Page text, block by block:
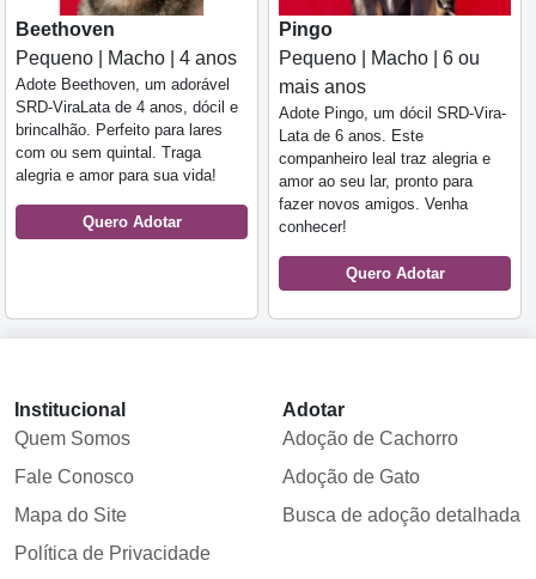
Beethoven
Pequeno | Macho | 4 anos
Adote Beethoven, um adorável
SRD-ViraLata de 4 anos, dócil e
brincalhão. Perfeito para lares
com ou sem quintal. Traga
alegria e amor para sua vida!
Quero Adotar
Pingo
Pequeno | Macho | 6 ou
mais anos
Adote Pingo, um dócil SRD-Vira-
Lata de 6 anos. Este
companheiro leal traz alegria e
amor ao seu lar, pronto para
fazer novos amigos. Venha
conhecer!
Quero Adotar
Institucional
Quem Somos
Fale Conosco
Mapa do Site
Política de Privacidade
Adotar
Adoção de Cachorro
Adoção de Gato
Busca de adoção detalhada